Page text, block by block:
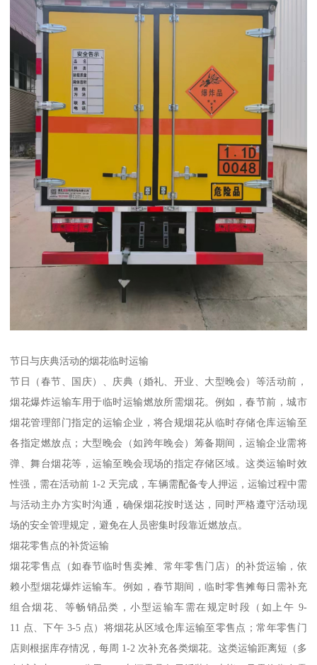
节日与庆典活动的烟花临时运输​
节日（春节、国庆）、庆典（婚礼、开业、大型晚会）等活动前，
烟花爆炸运输车用于临时运输燃放所需烟花。例如，春节前，城市
烟花管理部门指定的运输企业，将合规烟花从临时存储仓库运输至
各指定燃放点；大型晚会（如跨年晚会）筹备期间，运输企业需将
弹、舞台烟花等，运输至晚会现场的指定存储区域。这类运输时效
性强，需在活动前 1-2 天完成，车辆需配备专人押运，运输过程中需
与活动主办方实时沟通，确保烟花按时送达，同时严格遵守活动现
场的安全管理规定，避免在人员密集时段靠近燃放点。​
烟花零售点的补货运输​
烟花零售点（如春节临时售卖摊、常年零售门店）的补货运输，依
赖小型烟花爆炸运输车。例如，春节期间，临时零售摊每日需补充
组合烟花、等畅销品类，小型运输车需在规定时段（如上午 9-
11 点、下午 3-5 点）将烟花从区域仓库运输至零售点；常年零售门
店则根据库存情况，每周 1-2 次补充各类烟花。这类运输距离短（多